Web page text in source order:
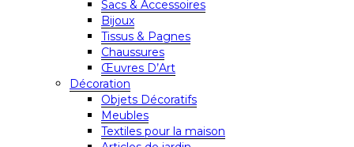
Sacs & Accessoires
Bijoux
Tissus & Pagnes
Chaussures
Œuvres D’Art
Décoration
Objets Décoratifs
Meubles
Textiles pour la maison